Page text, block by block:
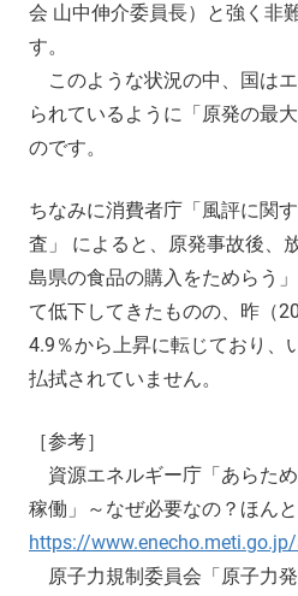
会 山中伸介委員長）と強く非
す。
このような状況の中、国は
られているように「原発の最
のです。
ちなみに消費者庁「風評に関
査」 によると、原発事故後、
島県の食品の購入をためらう
て低下してきたものの、昨（
4.9％から上昇に転じており、
払拭されていません。
［参考］
資源エネルギー庁「あらた
稼働」～なぜ必要なの？ほん
https://
原子力規制委員会「原子力発